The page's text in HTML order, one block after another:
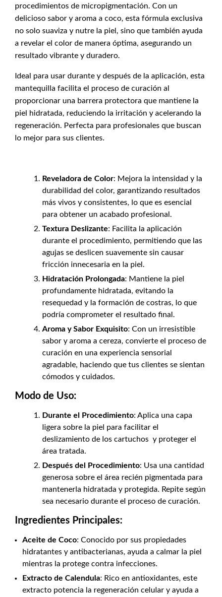
procedimientos de micropigmentación. Con un
delicioso sabor y aroma a coco, esta fórmula exclusiva
no solo suaviza y nutre la piel, sino que también ayuda
a revelar el color de manera óptima, asegurando un
resultado vibrante y duradero.
Ideal para usar durante y después de la aplicación, esta
mantequilla facilita el proceso de curación al
proporcionar una barrera protectora que mantiene la
piel hidratada, reduciendo la irritación y acelerando la
regeneración. Perfecta para profesionales que buscan
lo mejor para sus clientes.
Reveladora de Color: Mejora la intensidad y la
durabilidad del color, garantizando resultados
más vivos y consistentes, lo que es esencial
para obtener un acabado profesional.
Textura Deslizante: Facilita la aplicación
durante el procedimiento, permitiendo que las
agujas se deslicen suavemente sin causar
fricción innecesaria en la piel.
Hidratación Prolongada: Mantiene la piel
profundamente hidratada, evitando la
resequedad y la formación de costras, lo que
podría comprometer el resultado final.
Aroma y Sabor Exquisito: Con un irresistible
sabor y aroma a cereza, convierte el proceso de
curación en una experiencia sensorial
agradable, haciendo que tus clientes se sientan
cómodos y cuidados.
Modo de Uso:
Durante el Procedimiento: Aplica una capa
ligera sobre la piel para facilitar el
deslizamiento de los cartuchos y proteger el
área tratada.
Después del Procedimiento: Usa una cantidad
generosa sobre el área recién pigmentada para
mantenerla hidratada y protegida. Repite según
sea necesario durante el proceso de curación.
Ingredientes Principales:
Aceite de Coco: Conocido por sus propiedades
hidratantes y antibacterianas, ayuda a calmar la piel
mientras la protege contra infecciones.
Extracto de Calendula: Rico en antioxidantes, este
extracto potencia la regeneración celular y ayuda a